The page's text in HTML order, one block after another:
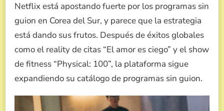
Netflix está apostando fuerte por los programas sin
guion en Corea del Sur, y parece que la estrategia
está dando sus frutos. Después de éxitos globales
como el reality de citas “El amor es ciego” y el show
de fitness “Physical: 100”, la plataforma sigue
expandiendo su catálogo de programas sin guion.